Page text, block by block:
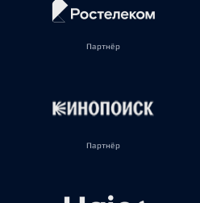
Партнёр
Партнёр